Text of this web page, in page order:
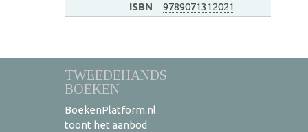
ISBN
9789071312021
TWEEDEHANDS
BOEKEN
BoekenPlatform.nl
toont het aanbod